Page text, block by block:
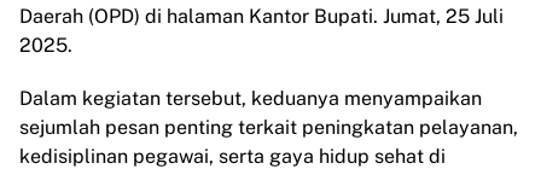
Daerah (OPD) di halaman Kantor Bupati. Jumat, 25 Juli
2025.
Dalam kegiatan tersebut, keduanya menyampaikan
sejumlah pesan penting terkait peningkatan pelayanan,
kedisiplinan pegawai, serta gaya hidup sehat di